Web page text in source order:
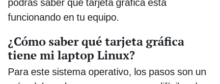
podrás saber qué tarjeta gráfica está
funcionando en tu equipo.
¿Cómo saber qué tarjeta gráfica
tiene mi laptop Linux?
Para este sistema operativo, los pasos son un